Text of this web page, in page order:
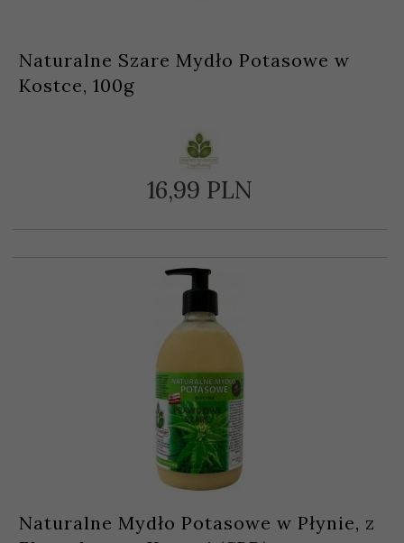
Naturalne Szare Mydło Potasowe w
Kostce, 100g
16,99 PLN
Naturalne Mydło Potasowe w Płynie, z